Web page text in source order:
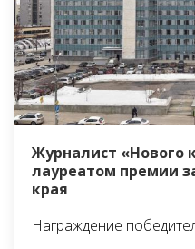
Журналист «Нового
лауреатом премии
края
Награждение